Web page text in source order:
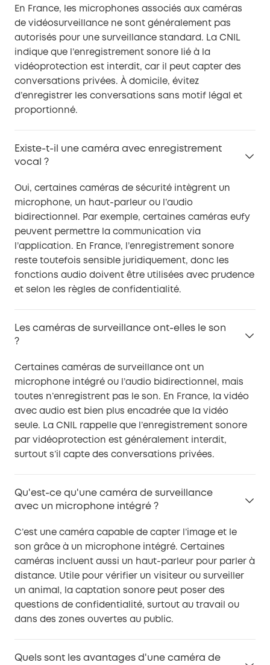
En France, les microphones associés aux caméras
de vidéosurveillance ne sont généralement pas
autorisés pour une surveillance standard. La CNIL
indique que l’enregistrement sonore lié à la
vidéoprotection est interdit, car il peut capter des
conversations privées. À domicile, évitez
d’enregistrer les conversations sans motif légal et
proportionné.
Existe-t-il une caméra avec enregistrement
vocal ?
Oui, certaines caméras de sécurité intègrent un
microphone, un haut-parleur ou l’audio
bidirectionnel. Par exemple, certaines caméras eufy
peuvent permettre la communication via
l’application. En France, l’enregistrement sonore
reste toutefois sensible juridiquement, donc les
fonctions audio doivent être utilisées avec prudence
et selon les règles de confidentialité.
Les caméras de surveillance ont-elles le son
?
Certaines caméras de surveillance ont un
microphone intégré ou l’audio bidirectionnel, mais
toutes n’enregistrent pas le son. En France, la vidéo
avec audio est bien plus encadrée que la vidéo
seule. La CNIL rappelle que l’enregistrement sonore
par vidéoprotection est généralement interdit,
surtout s’il capte des conversations privées.
Qu'est-ce qu'une caméra de surveillance
avec un microphone intégré ?
C’est une caméra capable de capter l’image et le
son grâce à un microphone intégré. Certaines
caméras incluent aussi un haut-parleur pour parler à
distance. Utile pour vérifier un visiteur ou surveiller
un animal, la captation sonore peut poser des
questions de confidentialité, surtout au travail ou
dans des zones ouvertes au public.
Quels sont les avantages d'une caméra de